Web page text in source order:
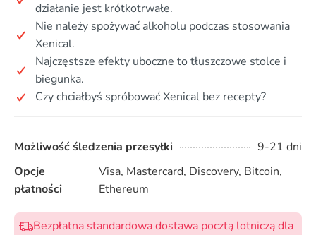
działanie jest krótkotrwałe.
Nie należy spożywać alkoholu podczas stosowania
Xenical.
Najczęstsze efekty uboczne to tłuszczowe stolce i
biegunka.
Czy chciałbyś spróbować Xenical bez recepty?
Możliwość śledzenia przesyłki
9-21 dni
Opcje
płatności
Visa, Mastercard, Discovery, Bitcoin,
Ethereum
Bezpłatna standardowa dostawa pocztą lotniczą dla